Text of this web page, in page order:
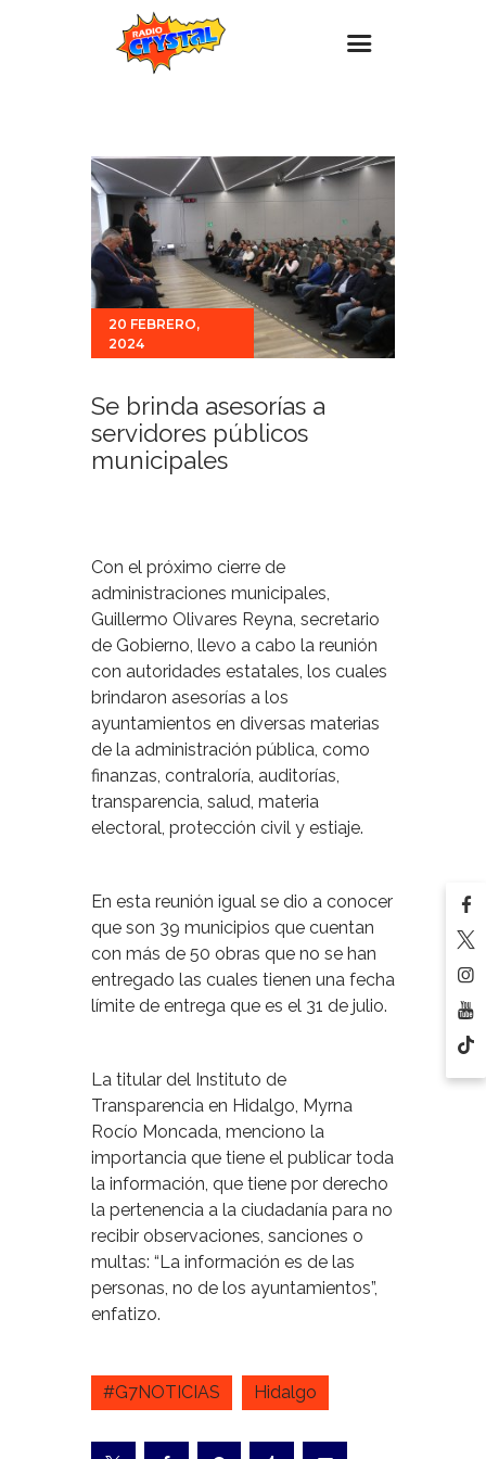
Estaciones
Eventos
Promociones
Noticias
Para ti
Contacto
20 FEBRERO,
2024
Se brinda asesorías a
servidores públicos
municipales
Con el próximo cierre de
administraciones municipales,
Guillermo Olivares Reyna, secretario
de Gobierno, llevo a cabo la reunión
con autoridades estatales, los cuales
brindaron asesorías a los
ayuntamientos en diversas materias
de la administración pública, como
finanzas, contraloría, auditorías,
transparencia, salud, materia
electoral, protección civil y estiaje.
En esta reunión igual se dio a conocer
que son 39 municipios que cuentan
con más de 50 obras que no se han
entregado las cuales tienen una fecha
límite de entrega que es el 31 de julio.
La titular del Instituto de
Transparencia en Hidalgo, Myrna
Rocío Moncada, menciono la
importancia que tiene el publicar toda
la información, que tiene por derecho
la pertenencia a la ciudadanía para no
recibir observaciones, sanciones o
multas: “La información es de las
personas, no de los ayuntamientos”,
enfatizo.
#G7NOTICIAS Hidalgo